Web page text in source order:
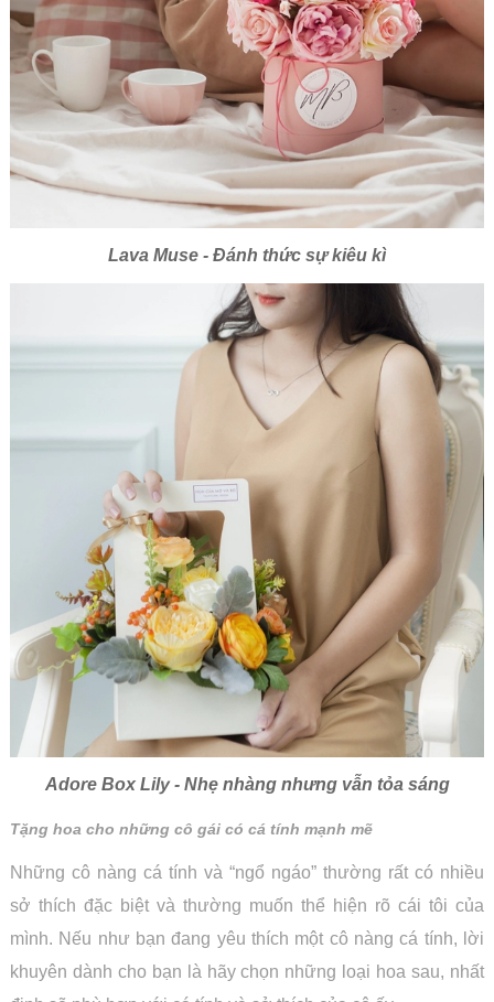
Lava Muse - Đánh thức sựkiêu kì
Adore Box Lily - Nhẹ nhàng nhưng vẫn tỏa sáng
Tặng hoa cho những cô gái có cá tính mạnh mẽ
Những cô nàng cá tính và “ngổ ngáo” thường rất có nhiều
sở thích đặc biệt và thường muốn thể hiện rõ cái tôi của
mình. Nếu như bạn đang yêu thích một cô nàng cá tính, lời
khuyên dành cho bạn là hãy chọn những loại hoa sau, nhất